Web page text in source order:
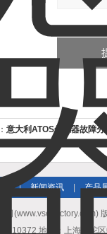
意大利ATOS传感器故障
| 新闻资讯 产品
(www.vse-victory.com)
510372 地址：上海普陀